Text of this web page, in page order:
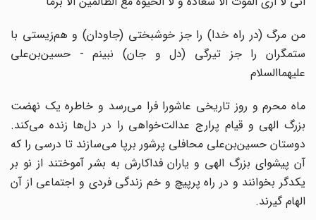
من مرگ (در راه خدا) را جز خوشبختی (جاودان) و هم‌زیستی با
ستمگران را جز تیرگی (دل و جان) نبینم - حسین‌بن‌علی
علیهماالسلام
ماه محرم و روز تاریخی عاشورا فرا می‌رسد و خاطره یک نهضت
بزرگ الهی و قیام پرارج عدالت‌خواهی را در دل‌ها زنده می‌کند.
دوستان حسین‌بن‌علی محافلی پرشور برپا می‌سازند تا درسی را که
آن پیشوای بزرگ الهی و یاران فداکارش به بشر آموختند از نو بر
یکدگر بخوانند و در راه پرپیچ و خم زندگی فردی و اجتماعی از آن
الهام گیرند.